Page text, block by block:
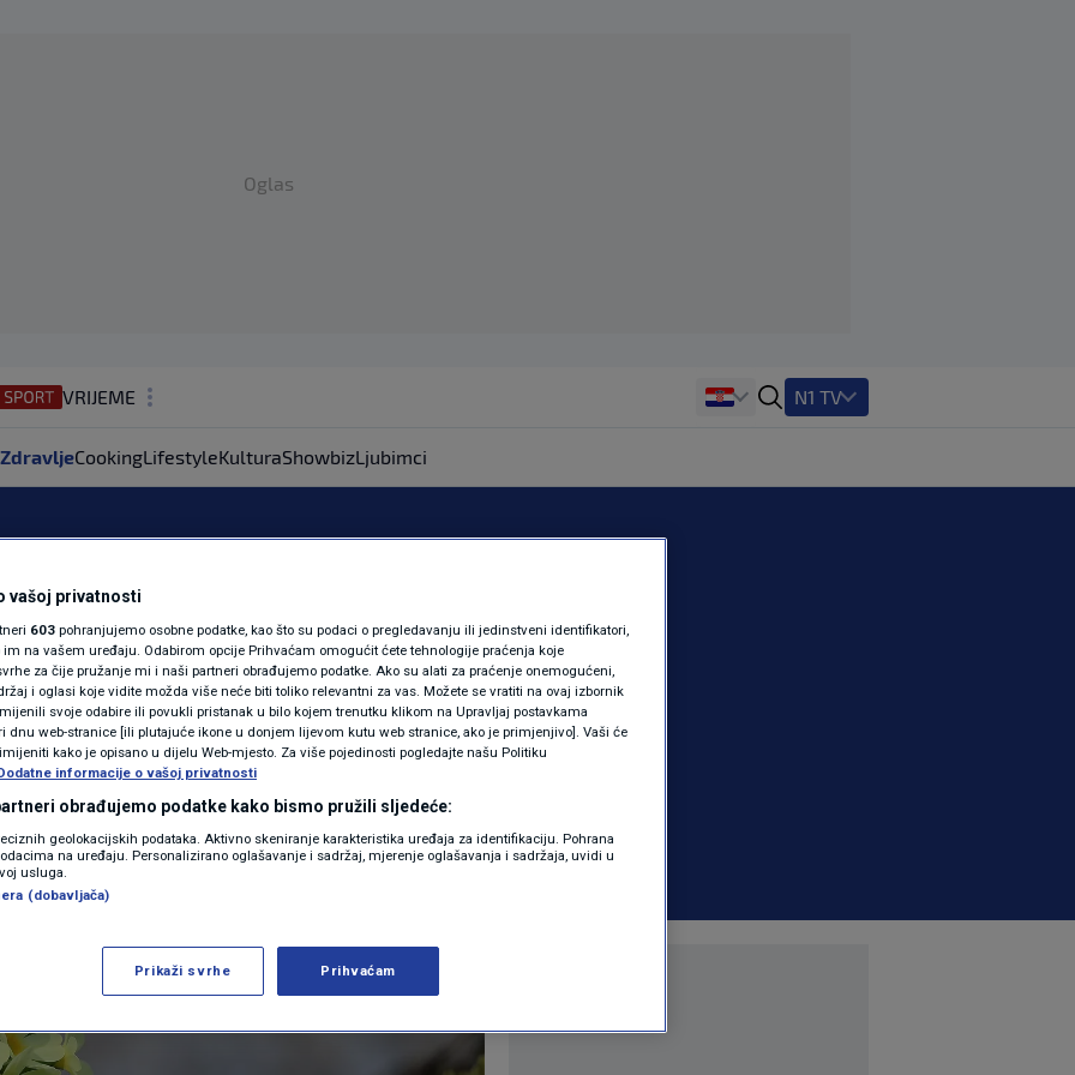
Oglas
VRIJEME
REGIJA
MAGAZIN
KOLUMNE
N1(DIS)INFO
KLIMATSKE PROMJENE
FOTO
VIDEO
N1 TV
ZdravljeCookingLifestyleKulturaShowbizLjubimci
Liječi produktivni
i kod glavobolje
ZDRAVLJE 0 komentara
Više
vašoj privatnosti
603 pohranjujemo osobne podatke, kao što su podaci o pregledavanju ili jedinstveni identifikatori,
na vašem uređaju. Odabirom opcije Prihvaćam omogućit ćete tehnologije praćenja koje
za čije pružanje mi i naši partneri obrađujemo podatke. Ako su alati za praćenje onemogućeni,
i oglasi koje vidite možda više neće biti toliko relevantni za vas. Možete se vratiti na ovaj izbornik
svoje odabire ili povukli pristanak u bilo kojem trenutku klikom na Upravljaj postavkama
dnu web-stranice [ili plutajuće ikone u donjem lijevom kutu web stranice, ako je primjenjivo]. Vaši će
kako je opisano u dijelu Web-mjesto. Za više pojedinosti pogledajte našu Politiku
informacije o vašoj privatnosti
obrađujemo podatke kako bismo pružili sljedeće:
geolokacijskih podataka. Aktivno skeniranje karakteristika uređaja za identifikaciju. Pohrana
na uređaju. Personalizirano oglašavanje i sadržaj, mjerenje oglašavanja i sadržaja, uvidi u
usluga.
(dobavljača)
Prikaži svrhe Prihvaćam